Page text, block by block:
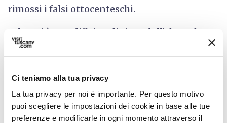
Ci teniamo alla tua privacy
La tua privacy per noi è importante. Per questo motivo
puoi scegliere le impostazioni dei cookie in base alle tue
preferenze e modificarle in ogni momento attraverso il
rimossi i falsi ottocenteschi.
Ad oggi è un edificio religioso dall’alto valore
artistico, custode di opere come gli affreschi di
Sassetti e il dipintoPredica di San Giovanni
Battista, del pittore fiorentino Francesco
Curradi.